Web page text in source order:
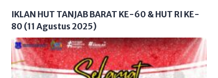
Kabupaten Muaro Jambi, Tanjab […]
IKLAN HUT TANJAB BARAT KE-60 & HUT RI KE-
80 (11 Agustus 2025)